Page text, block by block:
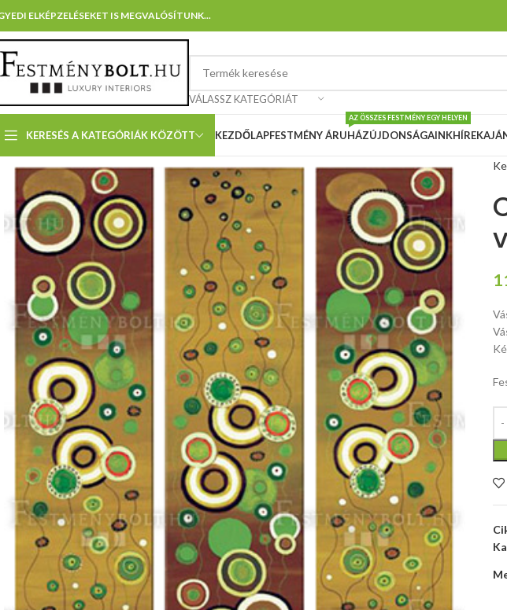
ELKÉPZELÉSEKET IS MEGVALÓSÍTUNK...
VÁLASSZ KATEGÓRIÁT
KERESÉS A KATEGÓRIÁK KÖZÖTT KEZDŐLAPFESTMÉNY ÁRUHÁZ
AZ ÖSSZES FESTMÉNY EGY HELYEN
ÚJDONSÁGAINKHÍREK